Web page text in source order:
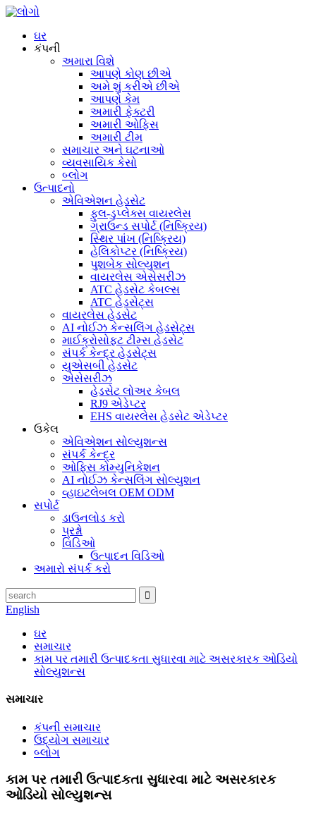
ઘર
કંપની
અમારા વિશે
આપણે કોણ છીએ
અમે શું કરીએ છીએ
આપણે કેમ
અમારી ફેક્ટરી
અમારી ઓફિસ
અમારી ટીમ
સમાચાર અને ઘટનાઓ
વ્યવસાયિક કેસો
બ્લોગ
ઉત્પાદનો
એવિએશન હેડસેટ
ફુલ-ડુપ્લેક્સ વાયરલેસ
ગ્રાઉન્ડ સપોર્ટ (નિષ્ક્રિય)
સ્થિર પાંખ (નિષ્ક્રિય)
હેલિકોપ્ટર (નિષ્ક્રિય)
પુશબેક સોલ્યુશન
વાયરલેસ એસેસરીઝ
ATC હેડસેટ કેબલ્સ
ATC હેડસેટ્સ
વાયરલેસ હેડસેટ
AI નોઈઝ કેન્સલિંગ હેડસેટ્સ
માઈક્રોસોફ્ટ ટીમ્સ હેડસેટ
સંપર્ક કેન્દ્ર હેડસેટ્સ
યુએસબી હેડસેટ
એસેસરીઝ
હેડસેટ લોઅર કેબલ
RJ9 એડેપ્ટર
EHS વાયરલેસ હેડસેટ એડેપ્ટર
ઉકેલ
એવિએશન સોલ્યુશન્સ
સંપર્ક કેન્દ્ર
ઓફિસ કોમ્યુનિકેશન
AI નોઈઝ કેન્સલિંગ સોલ્યુશન
વ્હાઇટલેબલ OEM ODM
સપોર્ટ
ડાઉનલોડ કરો
પ્રશ્નો
વિડિઓ
ઉત્પાદન વિડિઓ
અમારો સંપર્ક કરો
English
ઘર
સમાચાર
કામ પર તમારી ઉત્પાદકતા સુધારવા માટે અસરકારક ઓડિયો
સોલ્યુશન્સ
સમાચાર
કંપની સમાચાર
ઉદ્યોગ સમાચાર
બ્લોગ
કામ પર તમારી ઉત્પાદકતા સુધારવા માટે અસરકારક
ઓડિયો સોલ્યુશન્સ